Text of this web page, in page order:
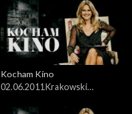
Kocham Kino
02.06.2011Krakowski